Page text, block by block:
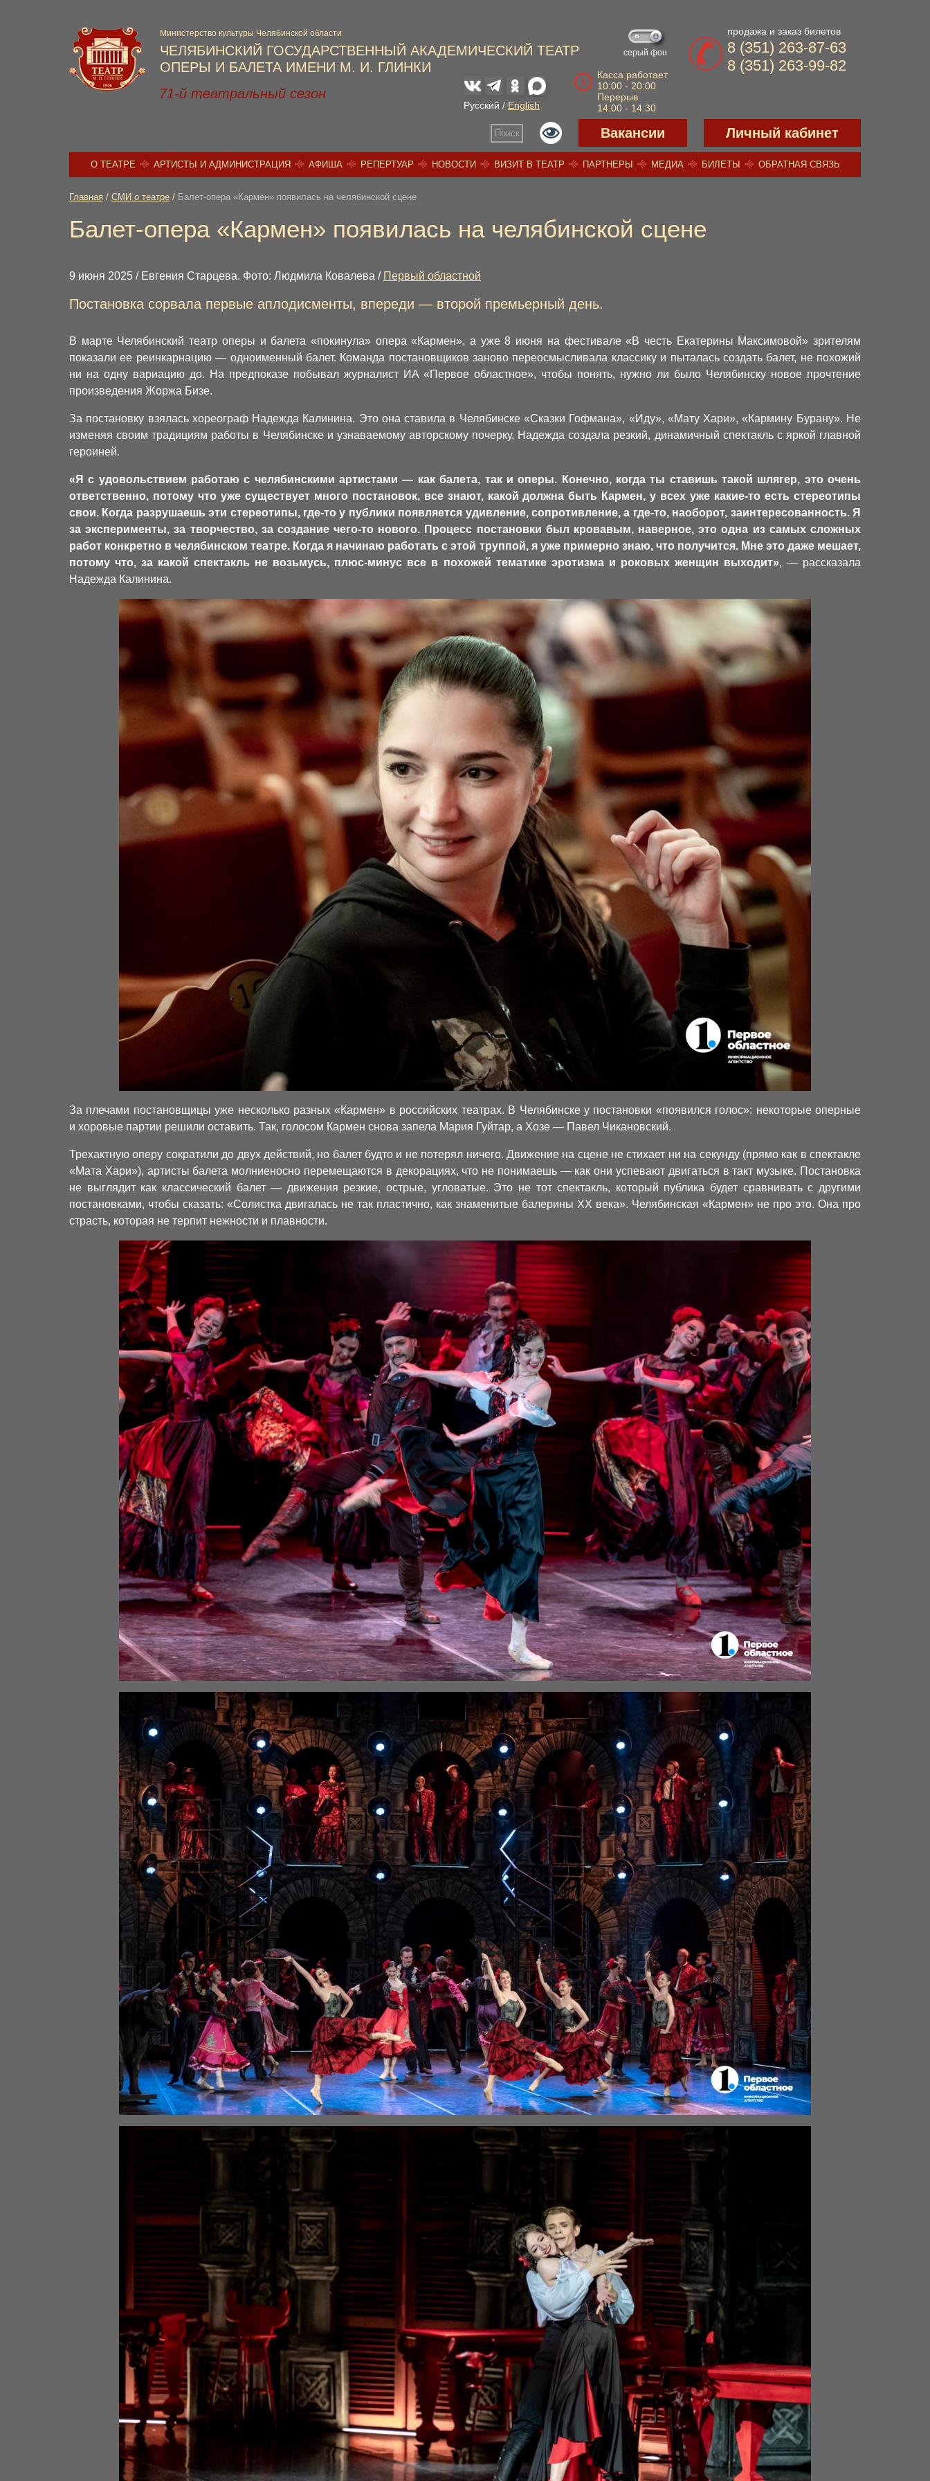
ЧЕЛЯБИНСКИЙ ГОСУДАРСТВЕННЫЙ АКАДЕМИЧЕСКИЙ ТЕАТР
ОПЕРЫ И БАЛЕТА ИМЕНИ М. И. ГЛИНКИ
Министерство культуры Челябинской области
серый фон
Касса работает
10:00 - 20:00
Перерыв
14:00 - 14:30
Русский / English
продажа и заказ билетов
8 (351) 263-87-63
8 (351) 263-99-82
71-й театральный сезон
Поиск Вакансии Личный кабинет
О ТЕАТРЕ АРТИСТЫ И АДМИНИСТРАЦИЯ АФИША РЕПЕРТУАР НОВОСТИ ВИЗИТ В ТЕАТР ПАРТНЕРЫ МЕДИА БИЛЕТЫ ОБРАТНАЯ СВЯЗЬ
Главная / СМИ о театре / Балет-опера «Кармен» появилась на челябинской сцене
Балет-опера «Кармен» появилась на челябинской сцене
9 июня 2025 / Евгения Старцева. Фото: Людмила Ковалева / Первый областной
Постановка сорвала первые аплодисменты, впереди — второй премьерный день.
В марте Челябинский театр оперы и балета «покинула» опера «Кармен», а уже 8 июня на фестивале «В честь Екатерины Максимовой» зрителям
показали ее реинкарнацию — одноименный балет. Команда постановщиков заново переосмысливала классику и пыталась создать балет, не похожий
ни на одну вариацию до. На предпоказе побывал журналист ИА «Первое областное», чтобы понять, нужно ли было Челябинску новое прочтение
произведения Жоржа Бизе.
За постановку взялась хореограф Надежда Калинина. Это она ставила в Челябинске «Сказки Гофмана», «Иду», «Мату Хари», «Кармину Бурану». Не
изменяя своим традициям работы в Челябинске и узнаваемому авторскому почерку, Надежда создала резкий, динамичный спектакль с яркой главной
героиней.
«Я с удовольствием работаю с челябинскими артистами — как балета, так и оперы. Конечно, когда ты ставишь такой шлягер, это очень
ответственно, потому что уже существует много постановок, все знают, какой должна быть Кармен, у всех уже какие-то есть стереотипы
свои. Когда разрушаешь эти стереотипы, где-то у публики появляется удивление, сопротивление, а где-то, наоборот, заинтересованность. Я
за эксперименты, за творчество, за создание чего-то нового. Процесс постановки был кровавым, наверное, это одна из самых сложных
работ конкретно в челябинском театре. Когда я начинаю работать с этой труппой, я уже примерно знаю, что получится. Мне это даже мешает,
потому что, за какой спектакль не возьмусь, плюс-минус все в похожей тематике эротизма и роковых женщин выходит», — рассказала
Надежда Калинина.
За плечами постановщицы уже несколько разных «Кармен» в российских театрах. В Челябинске у постановки «появился голос»: некоторые оперные
и хоровые партии решили оставить. Так, голосом Кармен снова запела Мария Гуйтар, а Хозе — Павел Чикановский.
Трехактную оперу сократили до двух действий, но балет будто и не потерял ничего. Движение на сцене не стихает ни на секунду (прямо как в спектакле
«Мата Хари»), артисты балета молниеносно перемещаются в декорациях, что не понимаешь — как они успевают двигаться в такт музыке. Постановка
не выглядит как классический балет — движения резкие, острые, угловатые. Это не тот спектакль, который публика будет сравнивать с другими
постановками, чтобы сказать: «Солистка двигалась не так пластично, как знаменитые балерины XX века». Челябинская «Кармен» не про это. Она про
страсть, которая не терпит нежности и плавности.